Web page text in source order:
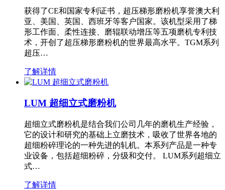
获得了CE和国家专利证书，超压梯形磨粉机享誉澳大利
亚、美国、英国、西班牙等客户国家。该机型采用了梯
形工作面、柔性连接、磨辊联动增压等五项磨机专利技
术，开创了超压梯形磨粉机的世界最高水平。TGM系列
超压…
了解详情
LUM 超细立式磨粉机
超细立式磨粉机是结合我们公司几年的磨机生产经验，
它的设计和研究的基础上立磨技术，吸收了世界各地的
超细粉碎理论的一种先进的轧机。本系列产品是一种专
业设备，包括超细粉碎，分级和交付。 LUM系列超细立
式…
了解详情